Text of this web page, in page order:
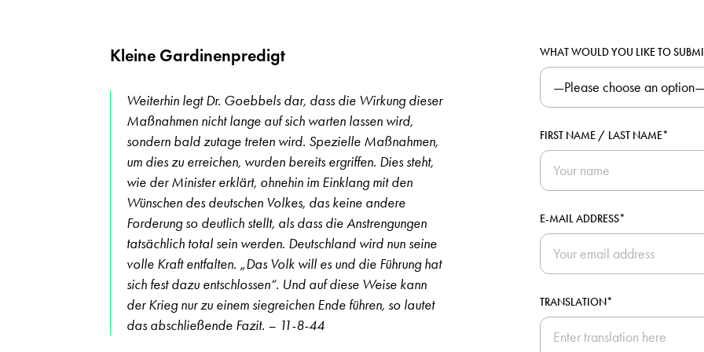
Kleine Gardinenpredigt
Weiterhin legt Dr. Goebbels dar, dass die Wirkung dieser
Maßnahmen nicht lange auf sich warten lassen wird,
sondern bald zutage treten wird. Spezielle Maßnahmen,
um dies zu erreichen, wurden bereits ergriffen. Dies steht,
wie der Minister erklärt, ohnehin im Einklang mit den
Wünschen des deutschen Volkes, das keine andere
Forderung so deutlich stellt, als dass die Anstrengungen
tatsächlich total sein werden. Deutschland wird nun seine
volle Kraft entfalten. „Das Volk will es und die Führung hat
sich fest dazu entschlossen“. Und auf diese Weise kann
der Krieg nur zu einem siegreichen Ende führen, so lautet
das abschließende Fazit. – 11-8-44
WHAT WOULD YOU LIKE TO
FIRST NAME / LAST NAME*
E-MAIL ADDRESS*
TRANSLATION*